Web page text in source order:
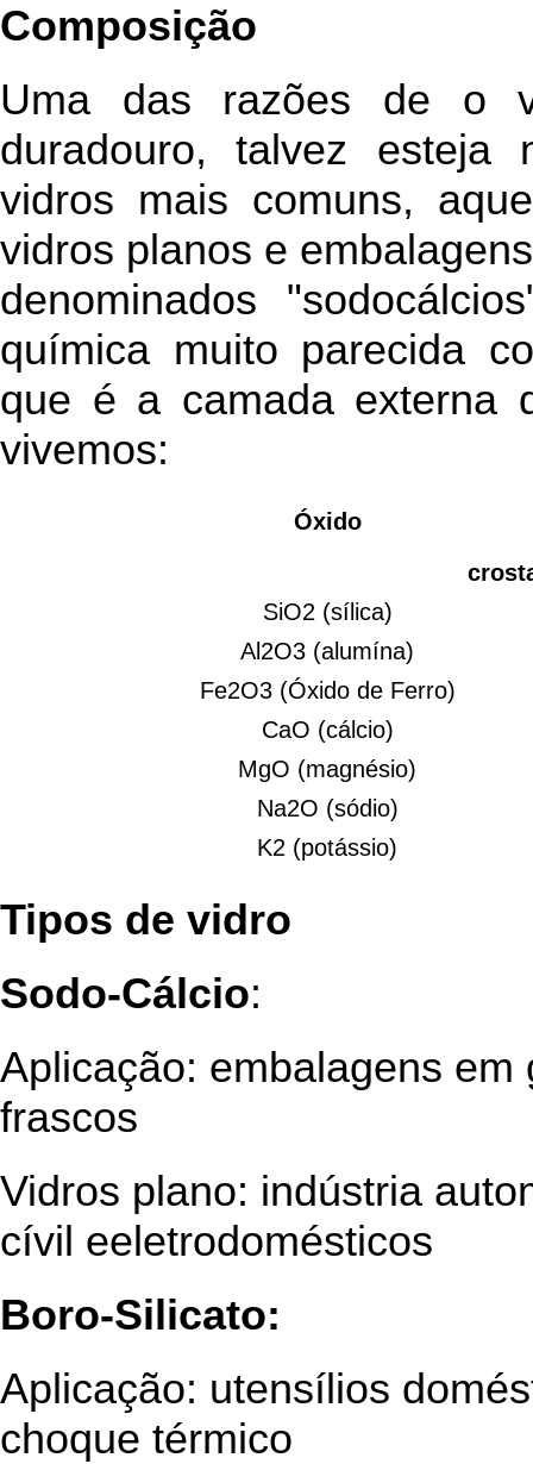
Composição
Uma das razões de o
duradouro, talvez
vidros mais comuns,
vidros planos e
denominados
química muito parecida
que é a camada externa
vivemos:
Óxido
SiO2 (sílica)
Al2O3 (alumína)
Fe2O3 (Óxido de Ferro)
CaO (cálcio)
MgO (magnésio)
Na2O (sódio)
K2 (potássio)
Tipos de vidro
Sodo-Cálcio:
Aplicação: embalagens
frascos
Vidros plano: indústria
cívil eeletrodomésticos
Boro-Silicato:
Aplicação: utensílios
choque térmico